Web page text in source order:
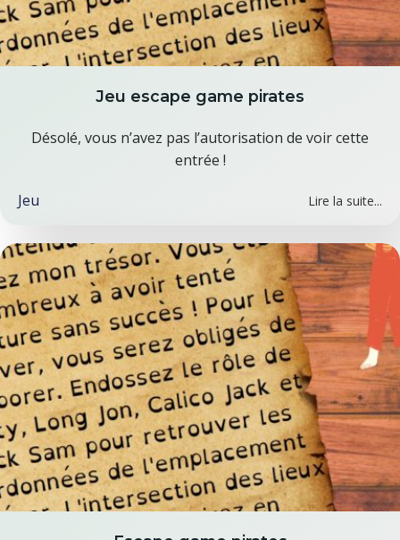
Jeu escape game pirates
Désolé, vous n’avez pas l’autorisation de voir cette
entrée !
Jeu Lire la suite...